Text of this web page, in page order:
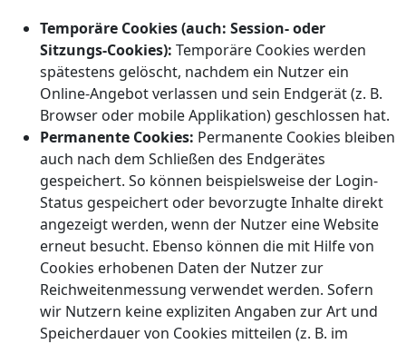
Temporäre Cookies (auch: Session- oder
Sitzungs-Cookies): Temporäre Cookies werden
spätestens gelöscht, nachdem ein Nutzer ein
Online-Angebot verlassen und sein Endgerät (z. B.
Browser oder mobile Applikation) geschlossen hat.
Permanente Cookies: Permanente Cookies bleiben
auch nach dem Schließen des Endgerätes
gespeichert. So können beispielsweise der Login-
Status gespeichert oder bevorzugte Inhalte direkt
angezeigt werden, wenn der Nutzer eine Website
erneut besucht. Ebenso können die mit Hilfe von
Cookies erhobenen Daten der Nutzer zur
Reichweitenmessung verwendet werden. Sofern
wir Nutzern keine expliziten Angaben zur Art und
Speicherdauer von Cookies mitteilen (z. B. im